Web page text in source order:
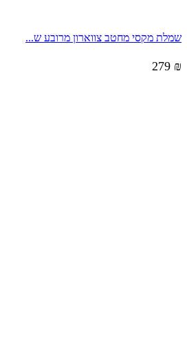
שמלת מקסי מחטב צווארון מרובע ש...
279 ₪